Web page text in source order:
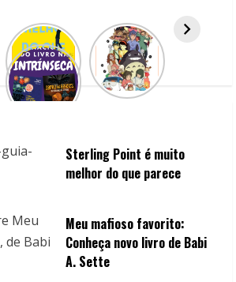
Sterling Point é muito
melhor do que parece
Meu mafioso favorito:
Conheça novo livro de Babi
A. Sette